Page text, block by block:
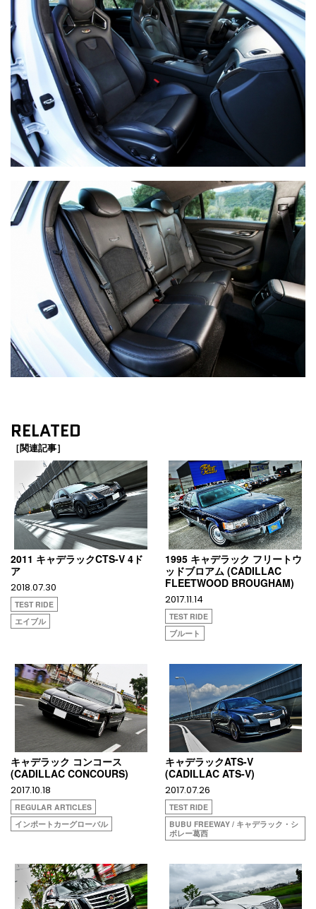
RELATED
［関連記事］
2011 キャデラックCTS-V 4ド
ア
2018.07.30
TEST RIDE
エイブル
1995 キャデラック フリートウ
ッドブロアム (CADILLAC
FLEETWOOD BROUGHAM)
2017.11.14
TEST RIDE
ブルート
キャデラック コンコース
(CADILLAC CONCOURS)
2017.10.18
REGULAR ARTICLES
インポートカーグローバル
キャデラックATS-V
(CADILLAC ATS-V)
2017.07.26
TEST RIDE
BUBU FREEWAY / キャデラック・シ
ボレー葛西